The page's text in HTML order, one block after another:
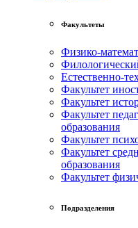
Факультеты
Физико-
Естественно-
Факультет
Факультет
Факультет
образования
Факультет
Факультет
образования
Факультет
Подразделения